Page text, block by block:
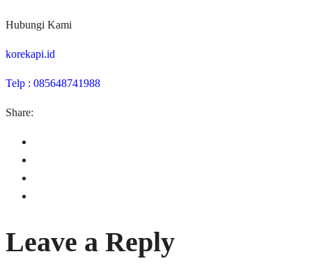
Hubungi Kami
korekapi.id
Telp : 085648741988
Share:
Leave a Reply